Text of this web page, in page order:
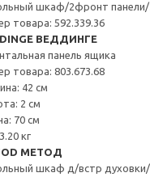
шкаф/2фронт
товара: 592.339.36
ВЕДДИНГЕ
панель ящика
товара: 803.673.68
42 см
2 см
70 см
кг
МЕТОД
шкаф д/встр